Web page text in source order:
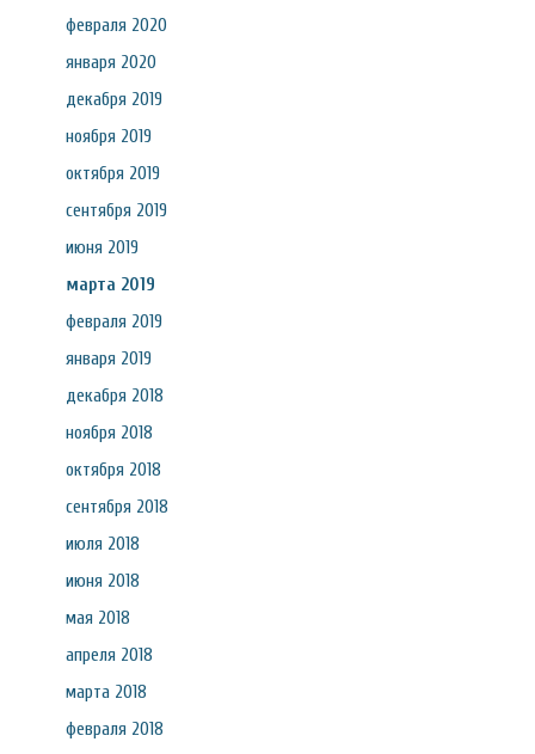
февраля 2020
января 2020
декабря 2019
ноября 2019
октября 2019
сентября 2019
июня 2019
марта 2019
февраля 2019
января 2019
декабря 2018
ноября 2018
октября 2018
сентября 2018
июля 2018
июня 2018
мая 2018
апреля 2018
марта 2018
февраля 2018